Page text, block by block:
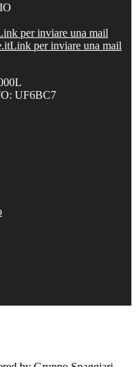
per inviare una mail
Link per inviare una mail
UF6BC7